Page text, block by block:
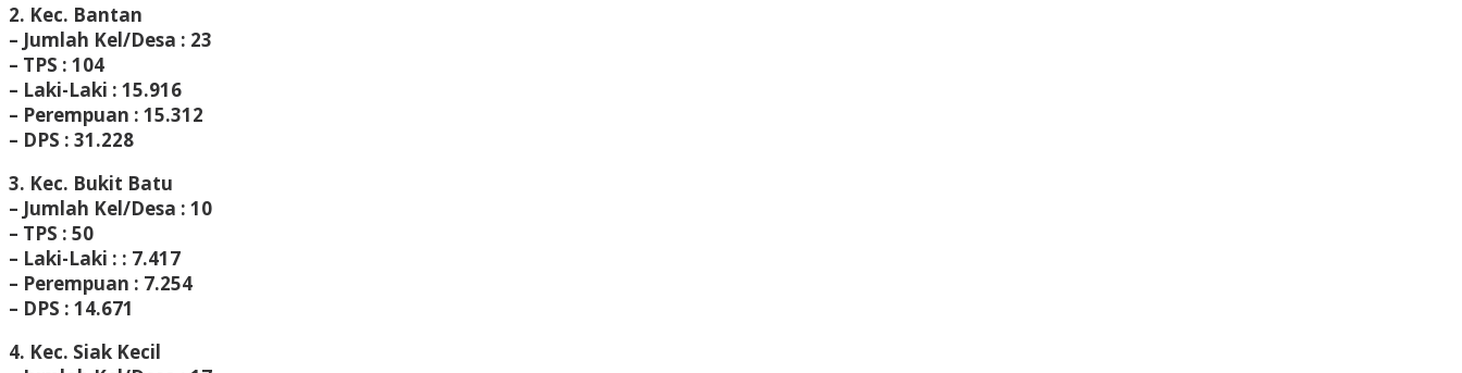
2. Kec. Bantan
– Jumlah Kel/Desa : 23
– TPS : 104
– Laki-Laki : 15.916
– Perempuan : 15.312
– DPS : 31.228
3. Kec. Bukit Batu
– Jumlah Kel/Desa : 10
– TPS : 50
– Laki-Laki : : 7.417
– Perempuan : 7.254
– DPS : 14.671
4. Kec. Siak Kecil